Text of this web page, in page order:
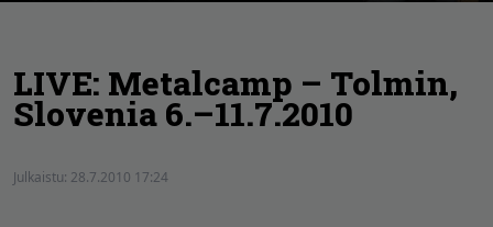
LIVE: Metalcamp – Tolmin,
Slovenia 6.–11.7.2010
Julkaistu: 28.7.2010 17:24